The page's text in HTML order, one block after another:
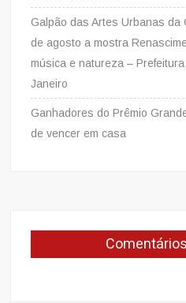
Galpão das Artes Urbanas da
de agosto a mostra
música e natureza –
Janeiro
Ganhadores do Prêmio
de vencer em casa